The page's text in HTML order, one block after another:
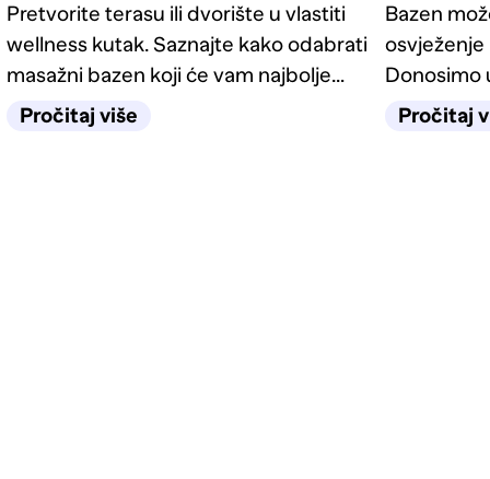
Pretvorite terasu ili dvorište u vlastiti
wellness kutak. Saznajte kako odabrati
masažni bazen koji će vam najbolje
odgovarati.
Pročitaj više
Bazen
Donosimo
Pročitaj